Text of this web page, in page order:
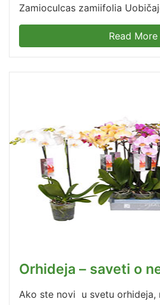
Zamioculcas zamiifolia
Read More
Orhideja – saveti o
Ako ste novi u svetu orhideja,